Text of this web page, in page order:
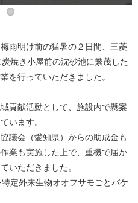
雨明け前の猛暑の２日間、三菱
焼き小屋前の沈砂池に繁茂した
を行っていただきました。
貢献活動として、施設内で懸案
います。
議会（愛知県）からの助成金も
業も実施した上で、重機で届か
いただきました。
定外来生物オオフサモごとバケ